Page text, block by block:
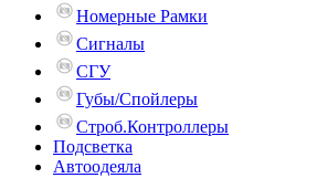
Номерные Рамки
Сигналы
СГУ
Губы/Спойлеры
Строб.Контроллеры
Подсветка
Автоодеяла